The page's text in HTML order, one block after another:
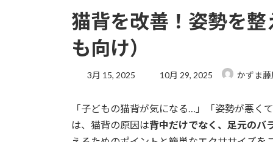
猫背を改善！姿勢を
も向け）
3月 15, 2025 10月 29, 2025 かずま藤
「子どもの猫背が気になる…」「姿勢が悪く
は、猫背の原因は背中だけでなく、足元のバ